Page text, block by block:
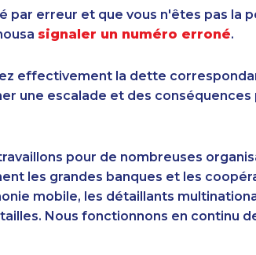
par erreur et que vous n'êtes pas la
signaler un numéro erroné.
effectivement la dette
une escalade et des conséquences
pour de nombreuses
les grandes banques et les
mobile, les détaillants
Nous fonctionnons en continu